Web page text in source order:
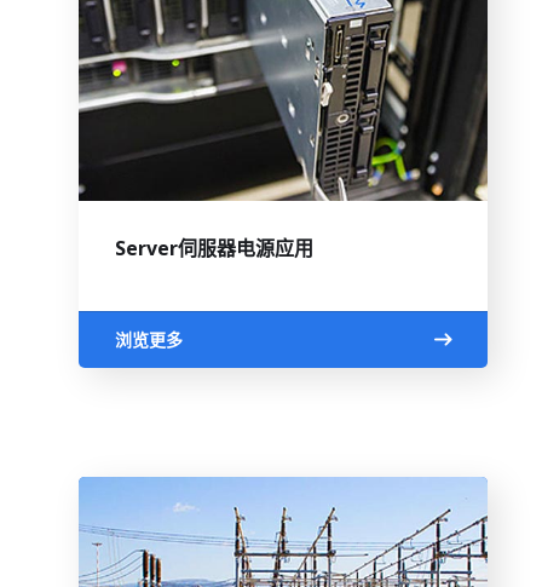
Server伺服器电源应用
浏览更多